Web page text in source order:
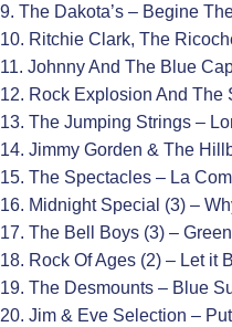
9. The Dakota’s – Begine
10. Ritchie Clark, The
11. Johnny And The Blue
12. Rock Explosion And The
13. The Jumping Strings –
14. Jimmy Gorden & The
15. The Spectacles – La
16. Midnight Special (3) –
17. The Bell Boys (3) –
18. Rock Of Ages (2) – Let it
19. The Desmounts – Blue
20. Jim & Eve Selection –